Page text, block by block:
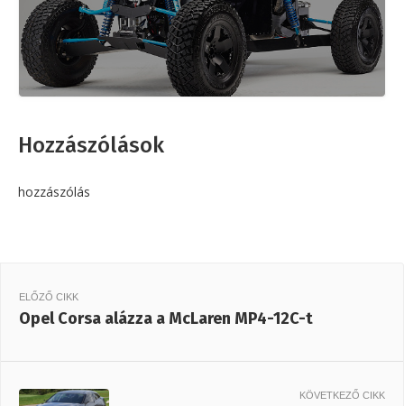
Hozzászólások
hozzászólás
ELŐZŐ CIKK
Opel Corsa alázza a McLaren MP4-12C-t
KÖVETKEZŐ CIKK